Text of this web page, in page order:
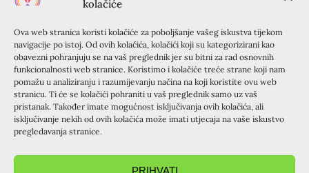
kolačiće
Ova web stranica koristi kolačiće za poboljšanje vašeg iskustva tijekom
navigacije po istoj. Od ovih kolačića, kolačići koji su kategorizirani kao
obavezni pohranjuju se na vaš preglednik jer su bitni za rad osnovnih
funkcionalnosti web stranice. Koristimo i kolačiće treće strane koji nam
pomažu u analiziranju i razumijevanju načina na koji koristite ovu web
stranicu. Ti će se kolačići pohraniti u vaš preglednik samo uz vaš
pristanak. Također imate mogućnost isključivanja ovih kolačića, ali
isključivanje nekih od ovih kolačića može imati utjecaja na vaše iskustvo
pregledavanja stranice.
PRIHVATI
KURSILJO KRAPANJ
KRAPANJ, kuća EMAUS (Franjevački samostan), 22000
Šibenik, Hrvatska
+385 22 351 830